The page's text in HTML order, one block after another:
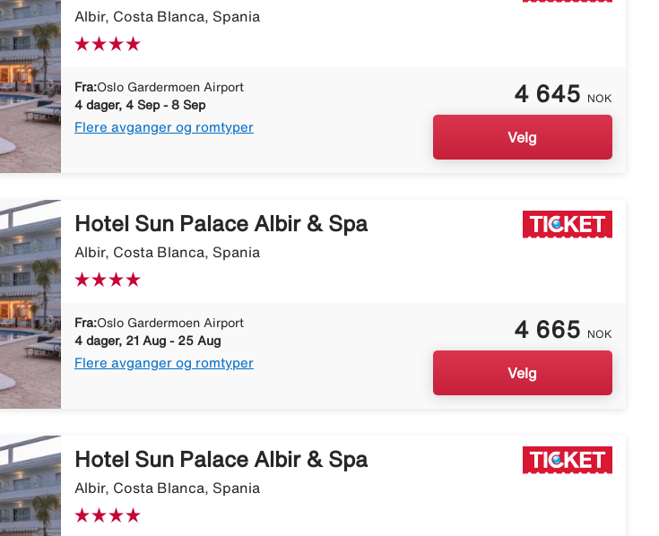
Albir, Costa Blanca, Spania
Fra:Oslo Gardermoen Airport
4 dager, 4 Sep - 8 Sep
Flere avganger og romtyper
4 645 NOK
Velg
Hotel Sun Palace Albir & Spa
Albir, Costa Blanca, Spania
Fra:Oslo Gardermoen Airport
4 dager, 21 Aug - 25 Aug
Flere avganger og romtyper
4 665 NOK
Velg
Hotel Sun Palace Albir & Spa
Albir, Costa Blanca, Spania